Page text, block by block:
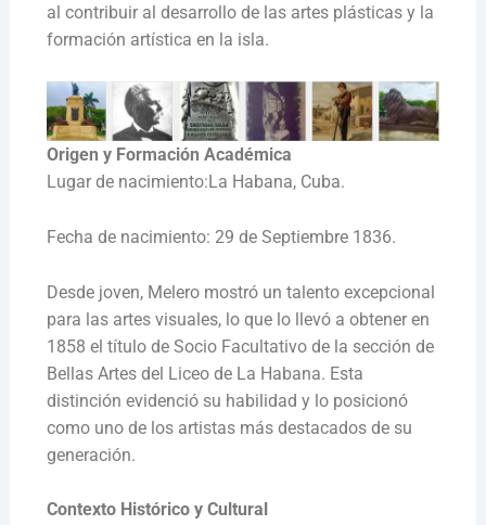
al contribuir al desarrollo de las artes plásticas y la
formación artística en la isla.
Origen y Formación Académica
Lugar de nacimiento:La Habana, Cuba.
Fecha de nacimiento: 29 de Septiembre 1836.
Desde joven, Melero mostró un talento excepcional
para las artes visuales, lo que lo llevó a obtener en
1858 el título de Socio Facultativo de la sección de
Bellas Artes del Liceo de La Habana. Esta
distinción evidenció su habilidad y lo posicionó
como uno de los artistas más destacados de su
generación.
Contexto Histórico y Cultural